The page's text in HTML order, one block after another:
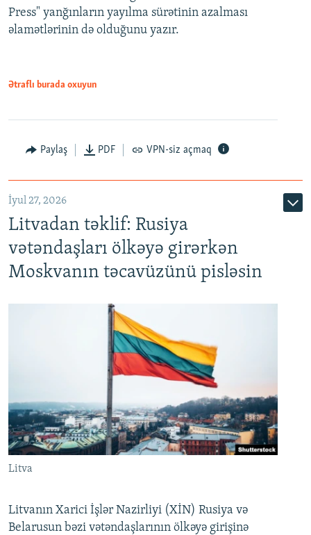
Press" yanğınların yayılma sürətinin azalması
əlamətlərinin də olduğunu yazır.
Ətraflı burada oxuyun
Paylaş PDF VPN-siz açmaq
İyul 27, 2026
Litvadan təklif: Rusiya
vətəndaşları ölkəyə girərkən
Moskvanın təcavüzünü pisləsin
Litva
Litvanın Xarici İşlər Nazirliyi (XİN) Rusiya və
Belarusun bəzi vətəndaşlarının ölkəyə girişinə